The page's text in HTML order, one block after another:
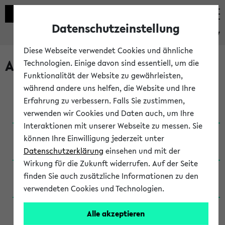
eKVV
Archivierte Studiengänge
Anglistik: British and American Studies / B.A.
(Einschreibung bis WiSe 16/17)
Anglistik: British and American Studies / B.A.
(Einschreibung bis SoSe 2015)
Anglistik: British and American Studies / B.A.
(Einschreibung bis SoSe 2013)
Anglistik: British and American Studies / Ba
(Einschreibung bis SoSe 2011)
Datenschutzeinstellung
Diese Webseite verwendet Cookies und ähnliche
Technologien. Einige davon sind essentiell, um die
Funktionalität der Website zu gewährleisten,
während andere uns helfen, die Website und Ihre
Erfahrung zu verbessern. Falls Sie zustimmen,
verwenden wir Cookies und Daten auch, um Ihre
Interaktionen mit unserer Webseite zu messen. Sie
können Ihre Einwilligung jederzeit unter
Datenschutzerklärung einsehen und mit der
Wirkung für die Zukunft widerrufen. Auf der Seite
finden Sie auch zusätzliche Informationen zu den
verwendeten Cookies und Technologien.
Alle akzeptieren